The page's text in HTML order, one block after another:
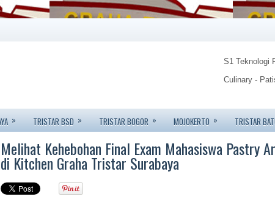
S1 Teknologi
Culinary -
Food
Tristar
Info:
» TRISTAR BSD » TRISTAR BOGOR » MOJOKERTO » TRISTAR
Melihat Kehebohan Final Exam Mahasiswa Pastry
di Kitchen Graha Tristar Surabaya